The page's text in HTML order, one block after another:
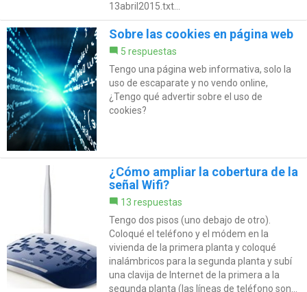
13abril2015.txt...
Sobre las cookies en página web
5 respuestas
Tengo una página web informativa, solo la
uso de escaparate y no vendo online,
¿Tengo qué advertir sobre el uso de
cookies?
¿Cómo ampliar la cobertura de la
señal Wifi?
13 respuestas
Tengo dos pisos (uno debajo de otro).
Coloqué el teléfono y el módem en la
vivienda de la primera planta y coloqué
inalámbricos para la segunda planta y subí
una clavija de Internet de la primera a la
segunda planta (las líneas de teléfono son...